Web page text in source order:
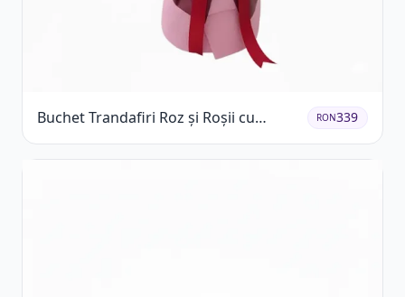
Buchet Trandafiri Roz și Roșii cu
Eucalipt și Gypsophila
RON339